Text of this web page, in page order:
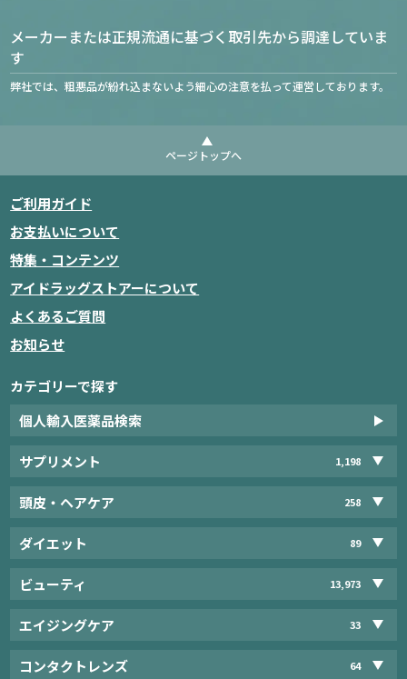
メーカーまたは正規流通に基づく取引先から調達していま
す
弊社では、粗悪品が紛れ込まないよう細心の注意を払って運営しております。
ページトップへ
ご利用ガイド
お支払いについて
特集・コンテンツ
アイドラッグストアーについて
よくあるご質問
お知らせ
カテゴリーで探す
個人輸入医薬品検索
サプリメント 1,198
頭皮・ヘアケア 258
ダイエット 89
ビューティ 13,973
エイジングケア 33
コンタクトレンズ 64